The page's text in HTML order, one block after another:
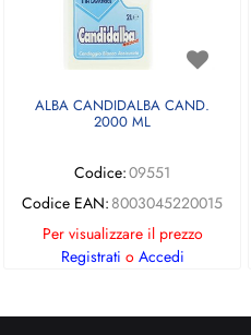
ALBA CANDIDALBA CAND.
2000 ML
Codice:09551
Codice EAN: 8003045220015
Per visualizzare il prezzo
Registrati o Accedi